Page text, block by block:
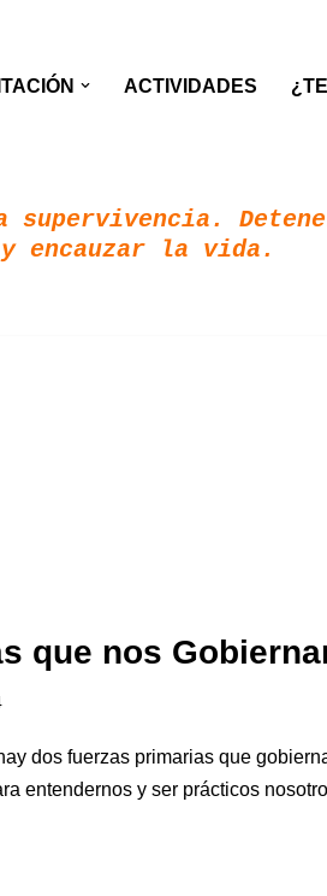
ACTIVIDADES
encauzar la vida.
que nos
dos fuerzas primarias que
entendernos y ser prácticos